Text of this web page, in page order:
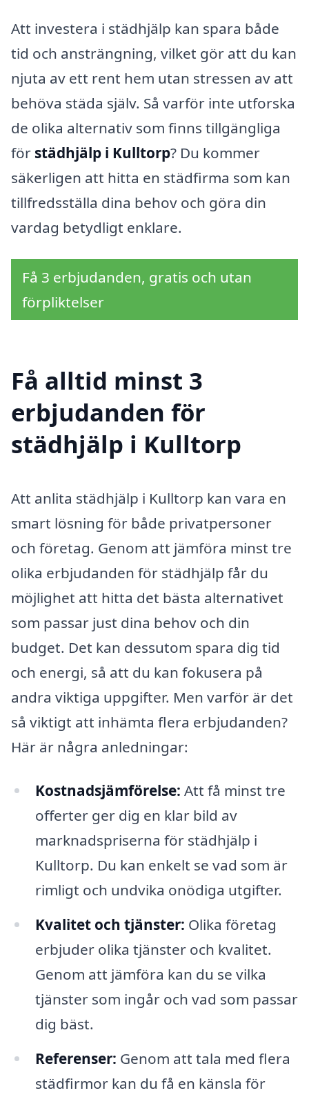
Att investera i städhjälp kan spara både
tid och ansträngning, vilket gör att du kan
njuta av ett rent hem utan stressen av att
behöva städa själv. Så varför inte utforska
de olika alternativ som finns tillgängliga
för städhjälp i Kulltorp? Du kommer
säkerligen att hitta en städfirma som kan
tillfredsställa dina behov och göra din
vardag betydligt enklare.
Få 3 erbjudanden, gratis och utan
förpliktelser
Få alltid minst 3
erbjudanden för
städhjälp i Kulltorp
Att anlita städhjälp i Kulltorp kan vara en
smart lösning för både privatpersoner
och företag. Genom att jämföra minst tre
olika erbjudanden för städhjälp får du
möjlighet att hitta det bästa alternativet
som passar just dina behov och din
budget. Det kan dessutom spara dig tid
och energi, så att du kan fokusera på
andra viktiga uppgifter. Men varför är det
så viktigt att inhämta flera erbjudanden?
Här är några anledningar:
Kostnadsjämförelse: Att få minst tre
offerter ger dig en klar bild av
marknadspriserna för städhjälp i
Kulltorp. Du kan enkelt se vad som är
rimligt och undvika onödiga utgifter.
Kvalitet och tjänster: Olika företag
erbjuder olika tjänster och kvalitet.
Genom att jämföra kan du se vilka
tjänster som ingår och vad som passar
dig bäst.
Referenser: Genom att tala med flera
städfirmor kan du få en känsla för